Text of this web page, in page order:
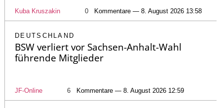
Kuba Kruszakin 0 Kommentare — 8. August 2026 13:58
DEUTSCHLAND
BSW verliert vor Sachsen-Anhalt-Wahl
führende Mitglieder
JF-Online 6 Kommentare — 8. August 2026 12:59